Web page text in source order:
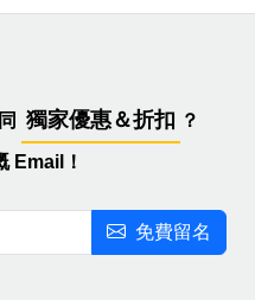
同 獨家優惠＆折扣 ？
Email！
免費留名